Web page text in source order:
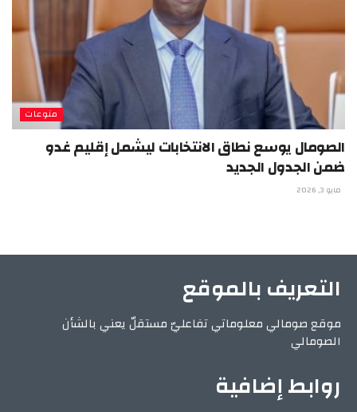
منوعات
الصومال يوسع نطاق الانتخابات ليشمل إقليم غدو
ضمن الجدول الجديد
مايو 3, 2026
التعريف بالموقع
موقع صومالي معلوماتي تفاعليّ مستقلّ يعني بالشأن
الصومالي
روابط إضافية